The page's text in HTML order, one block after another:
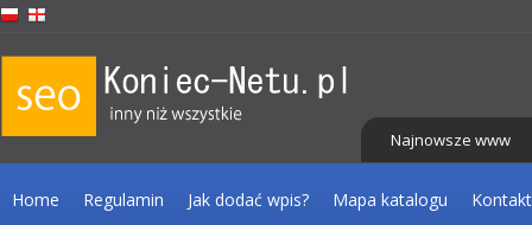
Najnowsze www
Home Regulamin Jak dodać wpis? Mapa katalogu Kontakt